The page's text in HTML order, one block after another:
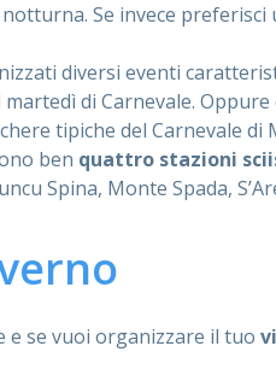
Se invece preferisci
diversi eventi
di Carnevale. Oppure
tipiche del Carnevale di
ben quattro stazioni
Spina, Monte Spada,
e se vuoi organizzare il tuo